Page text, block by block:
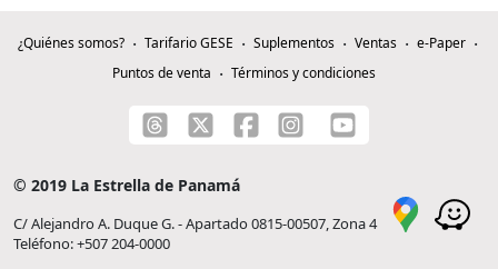
¿Quiénes somos? Tarifario GESE Suplementos Ventas
e-Paper
Puntos de venta
Términos y condiciones
© 2019 La Estrella de Panamá
C/ Alejandro A. Duque G. - Apartado 0815-00507, Zona 4
Teléfono: +507 204-0000